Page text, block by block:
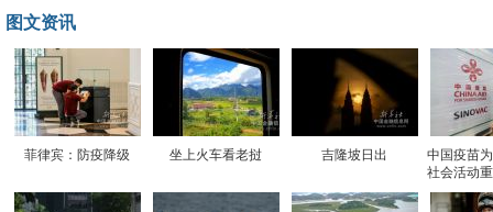
图文资讯
菲律宾：防疫降级 坐上火车看老挝 吉隆坡日出
中国疫苗
社会活动